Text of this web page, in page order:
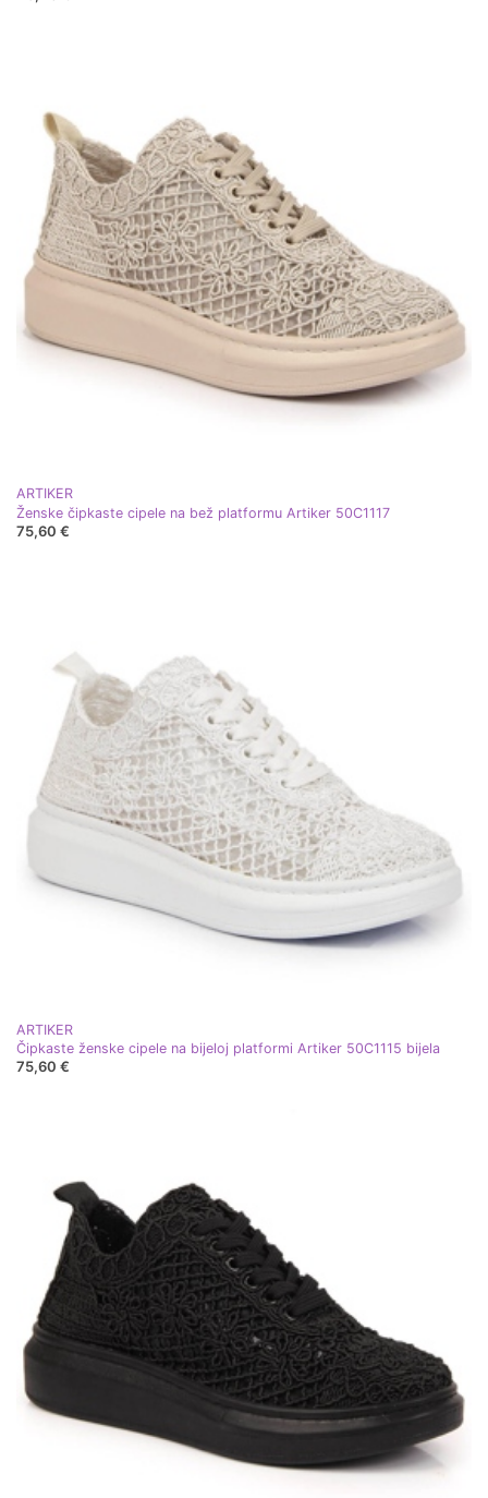
ARTIKER
Ženske čipkaste cipele na bež platformu Artiker 50C1117
75,60 €
ARTIKER
Čipkaste ženske cipele na bijeloj platformi Artiker 50C1115 bijela
75,60 €